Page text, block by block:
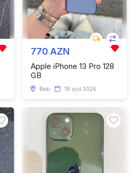
770 AZN
Apple iPhone 13 Pro 128
GB
Bakı 18 iyul 2026